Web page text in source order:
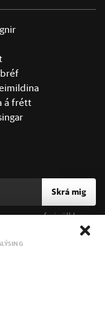
á frétt
Skrá mig
og er fyrir öll þau
að Heimildinni